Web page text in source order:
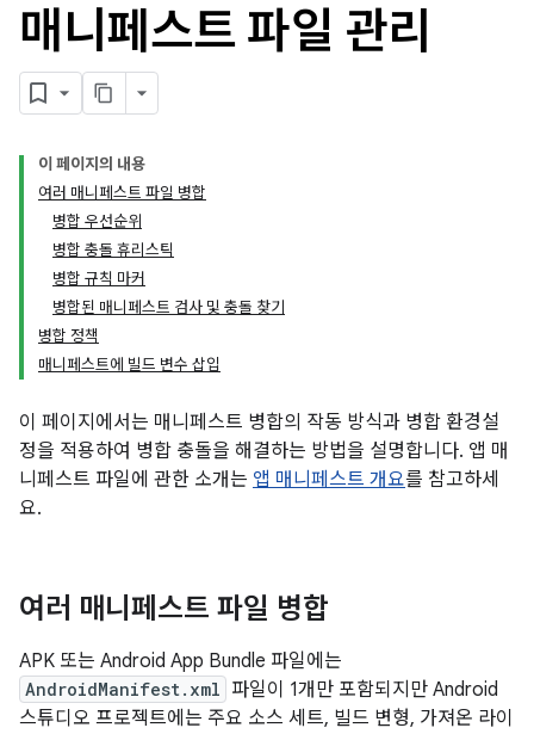
매니페스트 파일 관리
이 페이지의 내용
여러 매니페스트 파일 병합
병합 우선순위
병합 충돌 휴리스틱
병합 규칙 마커
병합된 매니페스트 검사 및 충돌 찾기
병합 정책
매니페스트에 빌드 변수 삽입
이 페이지에서는 매니페스트 병합의 작동 방식과 병합 환경설
정을 적용하여 병합 충돌을 해결하는 방법을 설명합니다. 앱 매
니페스트 파일에 관한 소개는 앱 매니페스트 개요를 참고하세
요.
여러 매니페스트 파일 병합
APK 또는 Android App Bundle 파일에는
AndroidManifest.xml 파일이 1개만 포함되지만 Android
스튜디오 프로젝트에는 주요 소스 세트, 빌드 변형, 가져온 라이